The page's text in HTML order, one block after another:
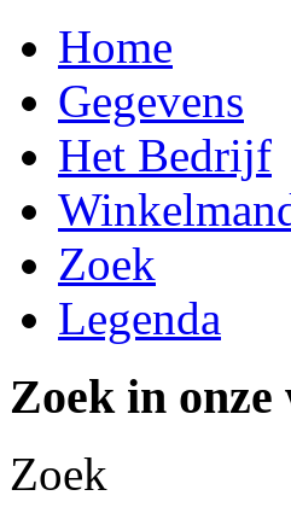
Home
Gegevens
Het Bedrijf
Zoek
Legenda
Zoek in onze
Zoek